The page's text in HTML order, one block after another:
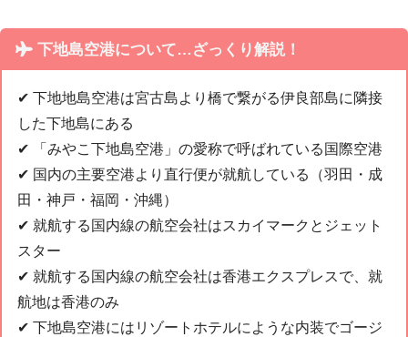
下地島空港について…ざっくり解説！
✔︎ 下地地島空港は宮古島より橋で繋がる伊良部島に隣接
した下地島にある
✔︎ 「みやこ下地島空港」の愛称で呼ばれている国際空港
✔︎ 国内の主要空港より直行便が就航している（羽田・成
田・神戸・福岡・沖縄）
✔︎ 就航する国内線の航空会社はスカイマークとジェット
スター
✔︎ 就航する国内線の航空会社は香港エクスプレスで、就
航地は香港のみ
✔︎ 下地島空港にはリゾートホテルにような内装でゴージ